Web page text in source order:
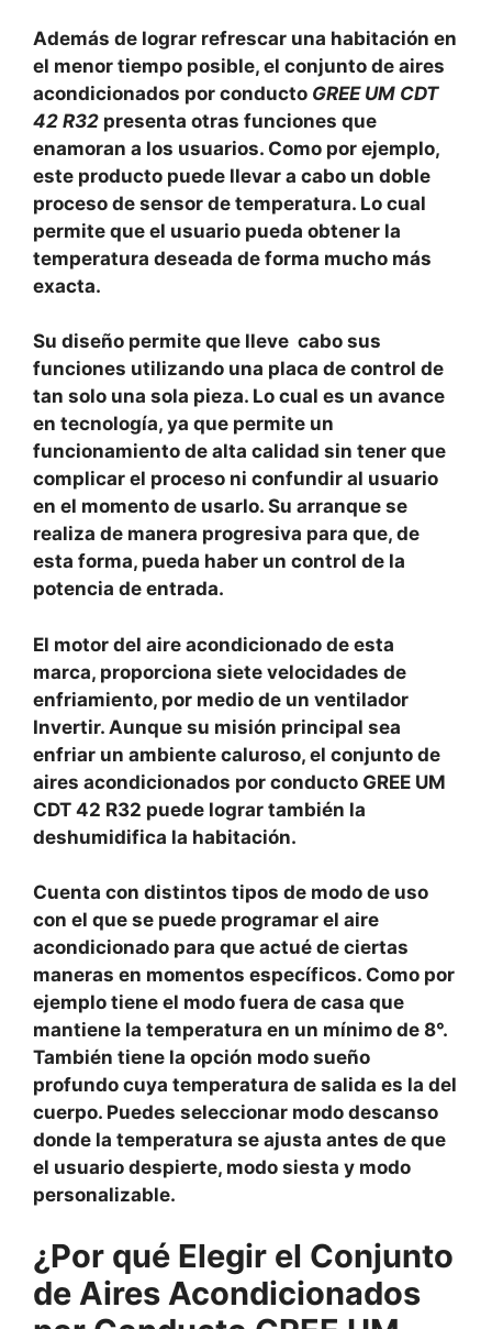
Además de lograr refrescar una habitación en
el menor tiempo posible, el conjunto de aires
acondicionados por conducto GREE UM CDT
42 R32 presenta otras funciones que
enamoran a los usuarios. Como por ejemplo,
este producto puede llevar a cabo un doble
proceso de sensor de temperatura. Lo cual
permite que el usuario pueda obtener la
temperatura deseada de forma mucho más
exacta.
Su diseño permite que lleve cabo sus
funciones utilizando una placa de control de
tan solo una sola pieza. Lo cual es un avance
en tecnología, ya que permite un
funcionamiento de alta calidad sin tener que
complicar el proceso ni confundir al usuario
en el momento de usarlo. Su arranque se
realiza de manera progresiva para que, de
esta forma, pueda haber un control de la
potencia de entrada.
El motor del aire acondicionado de esta
marca, proporciona siete velocidades de
enfriamiento, por medio de un ventilador
Invertir. Aunque su misión principal sea
enfriar un ambiente caluroso, el conjunto de
aires acondicionados por conducto GREE UM
CDT 42 R32 puede lograr también la
deshumidifica la habitación.
Cuenta con distintos tipos de modo de uso
con el que se puede programar el aire
acondicionado para que actué de ciertas
maneras en momentos específicos. Como por
ejemplo tiene el modo fuera de casa que
mantiene la temperatura en un mínimo de 8°.
También tiene la opción modo sueño
profundo cuya temperatura de salida es la del
cuerpo. Puedes seleccionar modo descanso
donde la temperatura se ajusta antes de que
el usuario despierte, modo siesta y modo
personalizable.
¿Por qué Elegir el Conjunto
de Aires Acondicionados